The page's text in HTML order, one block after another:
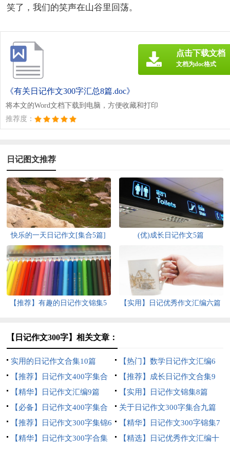
笑了，我们的笑声在山谷里回荡。
《有关日记作文300字汇总8篇.doc》
将本文的Word文档下载到电脑，方便收藏和打印
推荐度：
点击下载文档
文档为doc格式
日记图文推荐
快乐的一天日记作文[集合5篇] (优)成长日记作文5篇
【推荐】有趣的日记作文锦集5
【实用】日记优秀作文汇编六篇
【日记作文300字】相关文章：
实用的日记作文合集10篇
【热门】数学日记作文汇编6
篇
【推荐】日记作文400字集合
十篇
【推荐】成长日记作文合集9
篇
【精华】日记作文汇编9篇
【实用】日记作文锦集8篇
【必备】日记作文400字集合
七篇
关于日记作文300字集合九篇
【推荐】日记作文300字集锦6
篇
【精华】日记作文300字锦集7
篇
【精华】日记作文300字合集
【精选】日记优秀作文汇编十